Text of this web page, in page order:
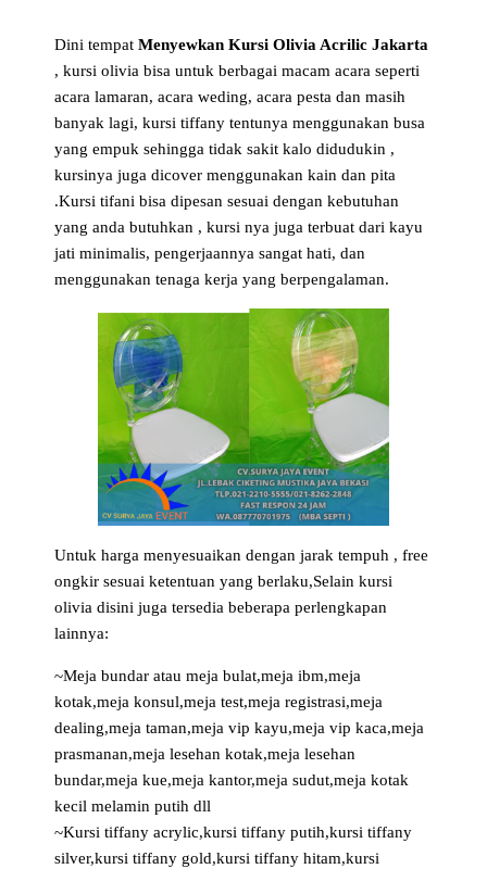
Dini tempatMenyewkan Kursi Olivia Acrilic Jakarta
, kursi olivia bisa untuk berbagai macam acara seperti
acara lamaran, acara weding, acara pesta dan masih
banyak lagi, kursi tiffany tentunya menggunakan busa
yang empuk sehingga tidak sakit kalo didudukin ,
kursinya juga dicover menggunakan kain dan pita
.Kursi tifani bisa dipesan sesuai dengan kebutuhan
yang anda butuhkan , kursi nya juga terbuat dari kayu
jati minimalis, pengerjaannya sangat hati, dan
menggunakan tenaga kerja yang berpengalaman.
Untuk harga menyesuaikan dengan jarak tempuh , free
ongkir sesuai ketentuan yang berlaku,Selain kursi
olivia disini juga tersedia beberapa perlengkapan
lainnya:
~Meja bundar atau meja bulat,meja ibm,meja
kotak,meja konsul,meja test,meja registrasi,meja
dealing,meja taman,meja vip kayu,meja vip kaca,meja
prasmanan,meja lesehan kotak,meja lesehan
bundar,meja kue,meja kantor,meja sudut,meja kotak
kecil melamin putih dll
~Kursi tiffany acrylic,kursi tiffany putih,kursi tiffany
silver,kursi tiffany gold,kursi tiffany hitam,kursi